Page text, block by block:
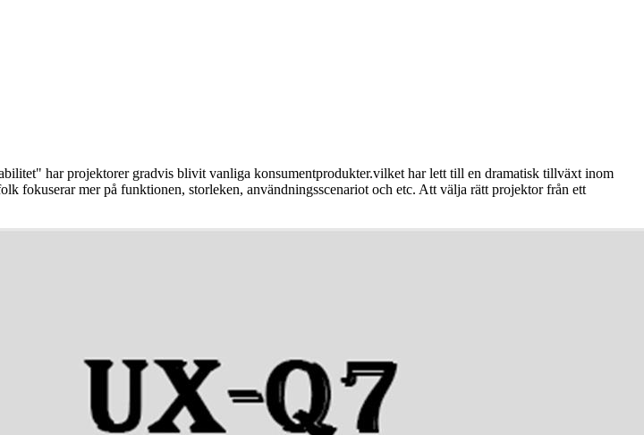
har projektorer gradvis blivit vanliga konsumentprodukter.vilket har lett till en dramatisk tillväxt inom
fokuserar mer på funktionen, storleken, användningsscenariot och etc. Att välja rätt projektor från ett